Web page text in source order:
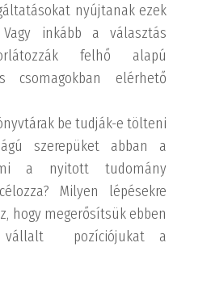
nyújtanak ezek
inkább a választás
felhő alapú
csomagokban elérhető
be tudják-e tölteni
szerepüket abban a
a nyitott tudomány
Milyen lépésekre
hogy megerősítsük ebben
vállalt pozíciójukat a